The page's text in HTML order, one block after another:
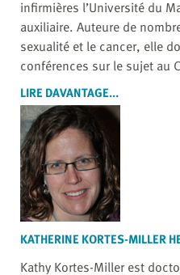
infirmières l’Université du
auxiliaire. Auteure de
sexualité et le cancer, elle
conférences sur le sujet au
LIRE DAVANTAGE...
KATHERINE KORTES-MILLER
Kathy Kortes-Miller est